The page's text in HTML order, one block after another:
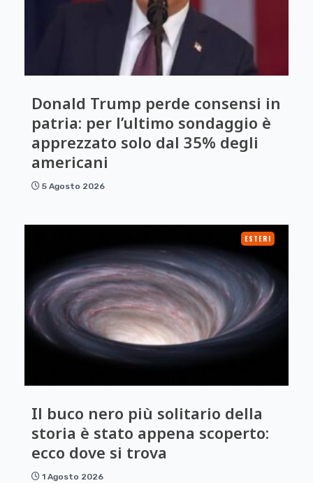
Donald Trump perde consensi in
patria: per l’ultimo sondaggio è
apprezzato solo dal 35% degli
americani
5 Agosto 2026
ESTERI
Il buco nero più solitario della
storia è stato appena scoperto:
ecco dove si trova
1 Agosto 2026